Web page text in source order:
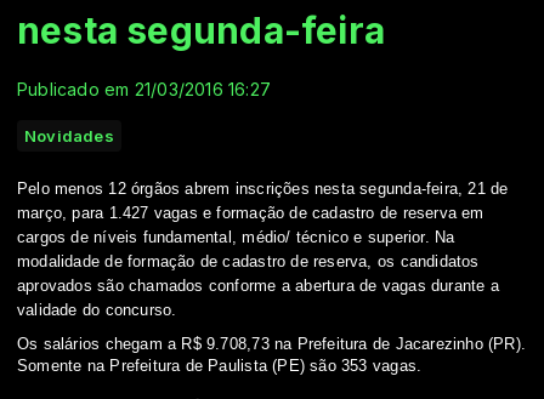
nesta segunda-feira
Publicado em 21/03/2016 16:27
Novidades
Pelo menos 12 órgãos abrem inscrições nesta segunda-feira, 21 de
março, para 1.427 vagas e formação de cadastro de reserva em
cargos de níveis fundamental, médio/ técnico e superior. Na
modalidade de formação de cadastro de reserva, os candidatos
aprovados são chamados conforme a abertura de vagas durante a
validade do concurso.
Os salários chegam a R$ 9.708,73 na Prefeitura de Jacarezinho (PR).
Somente na Prefeitura de Paulista (PE) são 353 vagas.